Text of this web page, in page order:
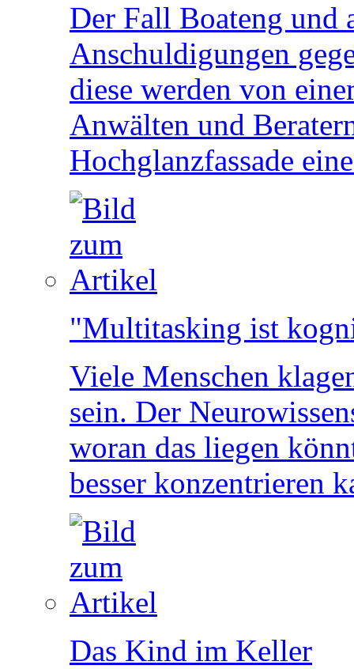
Der Fall Boateng und
Anschuldigungen
diese werden von
Anwälten und
Hochglanzfassade
"Multitasking ist
Viele Menschen
sein. Der
woran das liegen
besser konzentrieren
Das Kind im Keller